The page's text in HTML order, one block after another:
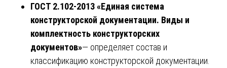
ГОСТ 2.102-2013 «Единая система
конструкторской документации. Виды и
комплектность конструкторских
документов»— определяет состав и
классификацию конструкторской документации.